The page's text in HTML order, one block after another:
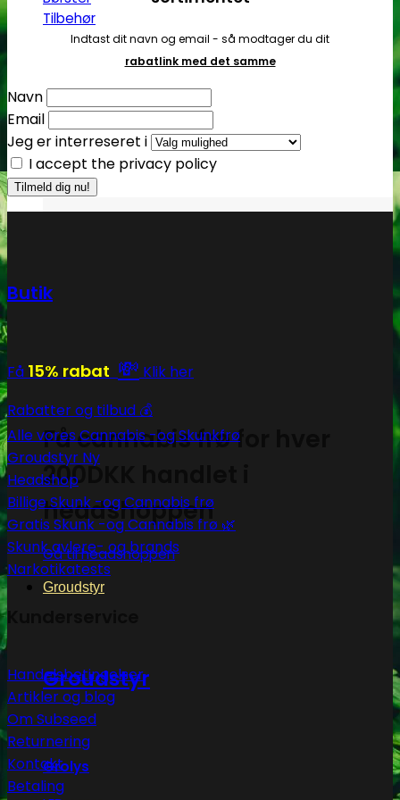
Tilbehør
Få cannabis frø for hver
200DKK handlet i
headshoppen
Gå til headshoppen
Groudstyr
Groudstyr
Grolys
Indtast dit navn og email - så modtager du dit
rabatlink med det samme
Navn
Email
Jeg er interreseret i
I accept the privacy policy
Butik
Få 15% rabat 💸 Klik her
Rabatter og tilbud 💰
Alle vores Cannabis -og Skunkfrø
Groudstyr
Headshop
Billige Skunk -og Cannabis frø
Gratis Skunk -og Cannabis frø 🌿
Skunk avlere- og brands
Narkotikatests
Handelsbetingelser
Artikler og blog
Om Subseed
Returnering
Kontakt
Betaling